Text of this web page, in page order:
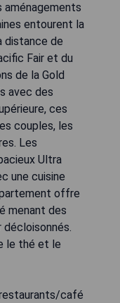
aménagements
entourent la
distance de
Fair et du
de la Gold
avec des
ces
couples, les
Les
Ultra
une cuisine
offre
menant des
le thé et le
café